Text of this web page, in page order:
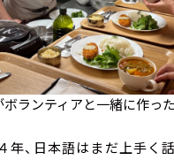
ランティアと一緒に作った
年、日本語はまだ上手く